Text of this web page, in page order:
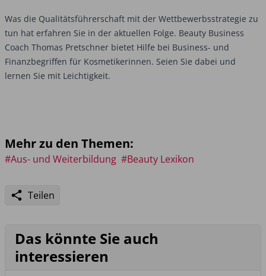
Was die Qualitätsführerschaft mit der Wettbewerbsstrategie zu
tun hat erfahren Sie in der aktuellen Folge. Beauty Business
Coach Thomas Pretschner bietet Hilfe bei Business- und
Finanzbegriffen für Kosmetikerinnen. Seien Sie dabei und
lernen Sie mit Leichtigkeit.
Mehr zu den Themen:
#Aus- und Weiterbildung #Beauty Lexikon
Teilen
Das könnte Sie auch
interessieren